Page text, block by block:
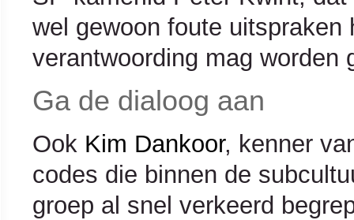
wel gewoon foute
verantwoording mag worden
Ga de dialoog aan
Ook Kim Dankoor, kenner
codes die binnen de
groep al snel verkeerd